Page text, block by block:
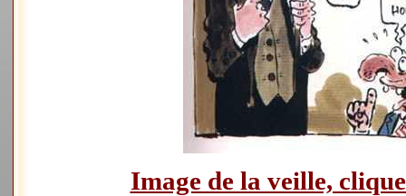
Image de la veille,